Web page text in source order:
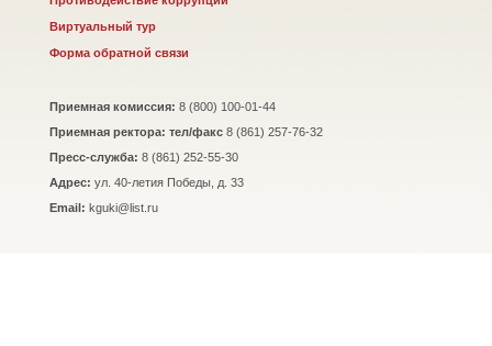
Виртуальный тур
Форма обратной связи
Приемная комиссия: 8 (800) 100-01-44
Приемная ректора: тел/факс 8 (861) 257-76-32
Пресс-служба: 8 (861) 252-55-30
Адрес: ул. 40-летия Победы, д. 33
Email: kguki@list.ru